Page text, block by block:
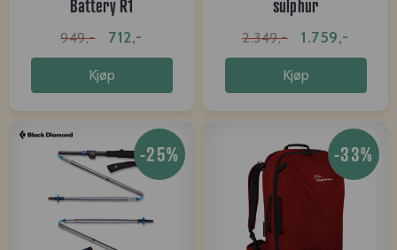
Battery R1
949,- 712,-
Kjøp
sulphur
2.349,- 1.759,-
Kjøp
-25% -33%